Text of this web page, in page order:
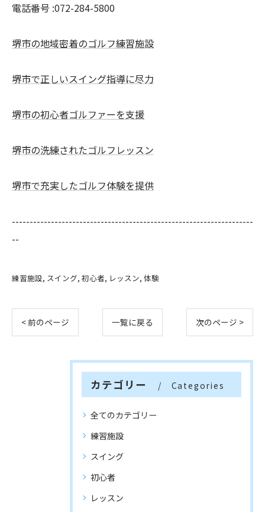
電話番号 :072-284-5800
堺市の地域密着のゴルフ練習施設
堺市で正しいスイング指導に尽力
堺市の初心者ゴルファーを支援
堺市の洗練されたゴルフレッスン
堺市で充実したゴルフ体験を提供
--------------------------------------------------------------------
--
練習施設 スイング 初心者 レッスン 体験
< 前のページ 一覧に戻る 次のページ >
カテゴリー Categories
全てのカテゴリー
練習施設
スイング
初心者
レッスン